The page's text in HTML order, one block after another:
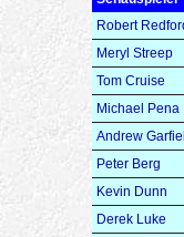
Robert
Meryl Streep
Tom Cruise
Michael Pena
Andrew
Peter Berg
Kevin Dunn
Derek Luke